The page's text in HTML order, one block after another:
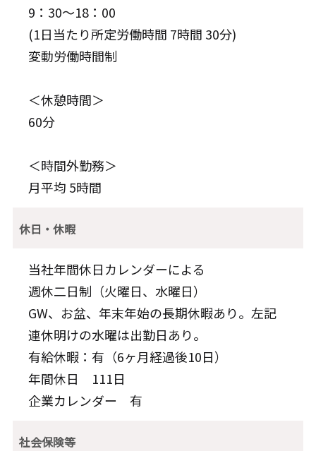
9：30～18：00
(1日当たり所定労働時間 7時間 30分)
変動労働時間制
＜休憩時間＞
60分
＜時間外勤務＞
月平均 5時間
休日・休暇
当社年間休日カレンダーによる
週休二日制（火曜日、水曜日）
GW、お盆、年末年始の長期休暇あり。左記
連休明けの水曜は出勤日あり。
有給休暇：有（6ヶ月経過後10日）
年間休日 111日
企業カレンダー 有
社会保険等